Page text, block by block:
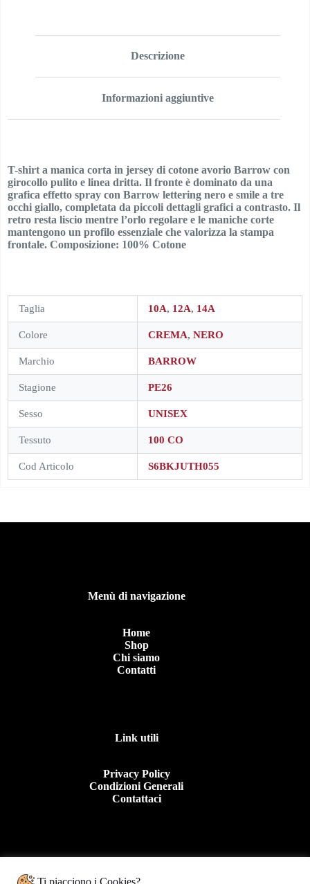
Descrizione
Informazioni aggiuntive
T-shirt a manica corta in jersey di cotone avorio Barrow con
girocollo pulito e linea dritta. Il fronte è dominato da una
grafica effetto spray con Barrow lettering nero e smile a tre
occhi giallo, completata da piccoli dettagli grafici a contrasto. Il
retro resta liscio mentre l’orlo regolare e le maniche corte
mantengono un profilo essenziale che valorizza la stampa
frontale. Composizione: 100% Cotone
Taglia 10A, 12A, 14A
Colore CREMA, NERO
Marchio BARROW
Stagione PE26
Sesso UNISEX
Tessuto 100 CO
Cod Articolo S6BKJUTH055
Menù di navigazione
Home
Shop
Chi siamo
Contatti
Link utili
Privacy Policy
Condizioni Generali
Contattaci